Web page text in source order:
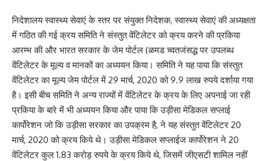
निदेशालय स्वास्थ्य सेवाएं के स्तर पर संयुक्त निदेशक, स्वास्थ्य सेवाएं की अध्यक्षता
में गठित की गई क्रय समिति ने संस्तुत वेंटिलेटर को क्रय करने की प्रकिया
आरम्भ की और भारत सरकार के जेम पोर्टल (ळमड च्वतजंसद्ध पर उपलब्ध
वेंटिलेटर के मूल्य व मानकों का अध्ययन किया। समिति ने यह पाया कि संस्तुत
वेंटिलेटर का मूल्य जेम पोर्टल में 29 मार्च, 2020 को 9.9 लाख रुपये दर्शाया गया
है। इसी बीच समिति ने अन्य राज्यों में वेंटिलेटर के क्रय के लिए अपनाई जा रही
प्रकिया के बारे में भी अध्ययन किया और पाया कि उड़ीसा मेडिकल सप्लाई
कार्पोरेशन जो कि उड़ीसा सरकार का उपक्रम है, ने यह संस्तुत वेंटिलेटर 20
मार्च, 2020 को क्रय किये थे। उड़ीसा मेडिकल सप्लाईज कार्पोरेशन ने 20
वेंटिलेटर कुल 1.83 करोड़ रुपये के क्रय किये थे, जिसमें जीएसटी शामिल नहीं